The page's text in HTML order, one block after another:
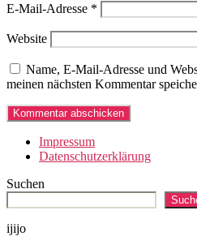
E-Mail-Adresse *
Website
Name, E-Mail-Adresse und
meinen nächsten Kommentar
Impressum
Datenschutzerklärung
Suchen
ijijo